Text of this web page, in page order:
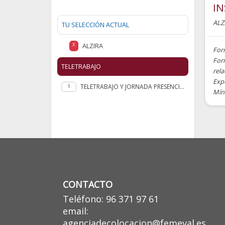
TU SELECCIÓN ACTUAL
X ALZIRA
TELETRABAJO
1 TELETRABAJO Y JORNADA PRESENCIAL
CONTACTO
Teléfono: 96 371 97 61
email: